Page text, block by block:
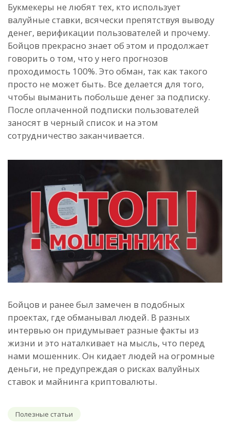
Букмекеры не любят тех, кто использует
валуйные ставки, всячески препятствуя выводу
денег, верификации пользователей и прочему.
Бойцов прекрасно знает об этом и продолжает
говорить о том, что у него прогнозов
проходимость 100%. Это обман, так как такого
просто не может быть. Все делается для того,
чтобы выманить побольше денег за подписку.
После оплаченной подписки пользователей
заносят в черный список и на этом
сотрудничество заканчивается.
Бойцов и ранее был замечен в подобных
проектах, где обманывал людей. В разных
интервью он придумывает разные факты из
жизни и это наталкивает на мысль, что перед
нами мошенник. Он кидает людей на огромные
деньги, не предупреждая о рисках валуйных
ставок и майнинга криптовалюты.
Полезные статьи